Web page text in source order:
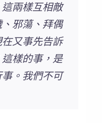
兩樣互相敵
邪蕩、拜偶
又事先告訴
樣的事，是
。我們不可